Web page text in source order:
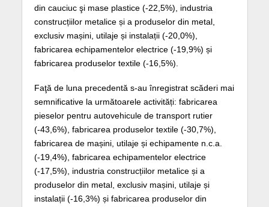
din cauciuc şi mase plastice (-22,5%), industria
construcțiilor metalice și a produselor din metal,
exclusiv mașini, utilaje și instalații (-20,0%),
fabricarea echipamentelor electrice (-19,9%) și
fabricarea produselor textile (-16,5%).
Faţă de luna precedentă s-au înregistrat scăderi mai
semnificative la următoarele activități: fabricarea
pieselor pentru autovehicule de transport rutier
(-43,6%), fabricarea produselor textile (-30,7%),
fabricarea de mașini, utilaje și echipamente n.c.a.
(-19,4%), fabricarea echipamentelor electrice
(-17,5%), industria construcțiilor metalice și a
produselor din metal, exclusiv mașini, utilaje și
instalații (-16,3%) și fabricarea produselor din